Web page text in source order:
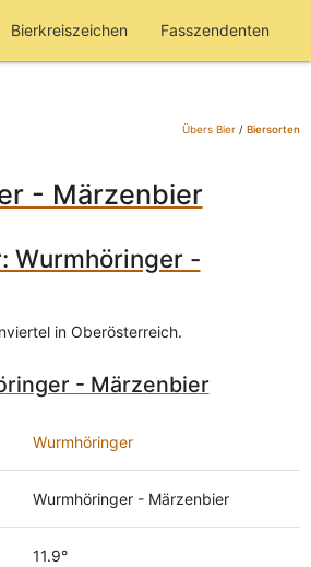
Bierkreiszeichen Fasszendenten
Übers Bier/ Biersorten
- Märzenbier
Wurmhöringer -
in Oberösterreich.
- Märzenbier
Wurmhöringer
Wurmhöringer - Märzenbier
11.9°